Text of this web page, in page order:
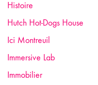
Histoire
Hutch Hot-Dogs House
Ici Montreuil
Immersive Lab
Immobilier